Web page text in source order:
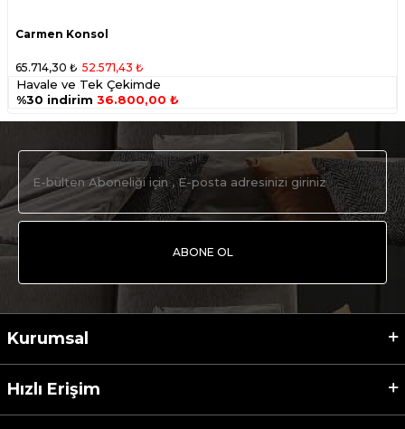
Carmen Konsol
65.714,30 ₺ 52.571,43 ₺
Havale ve Tek Çekimde
%30 indirim 36.800,00 ₺
ABONE OL
Kurumsal
Hızlı Erişim